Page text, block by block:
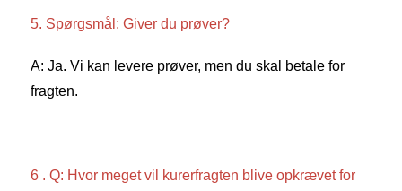
5. Spørgsmål: Giver du prøver?
A: Ja. Vi kan levere prøver, men du skal betale for
fragten.
6 . Q: Hvor meget vil kurerfragten blive opkrævet for